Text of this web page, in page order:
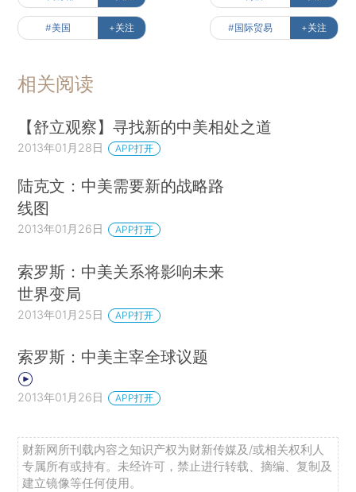
#美国 +关注 #国际贸易 +关注
相关阅读
【舒立观察】寻找新的中美相处之道
2013年01月28日 APP打开
陆克文：中美需要新的战略路
线图
2013年01月26日 APP打开
索罗斯：中美关系将影响未来
世界变局
2013年01月25日 APP打开
索罗斯：中美主宰全球议题
2013年01月26日 APP打开
财新网所刊载内容之知识产权为财新传媒及/或相关权利人
专属所有或持有。未经许可，禁止进行转载、摘编、复制及
建立镜像等任何使用。